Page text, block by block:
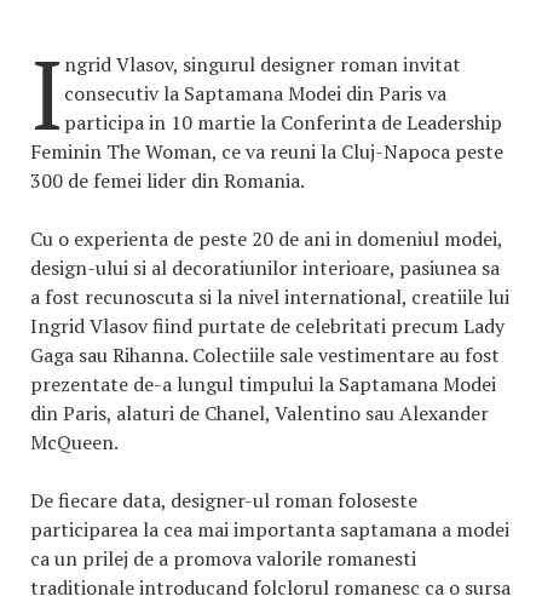
I ngrid Vlasov, singurul designer roman invitat
consecutiv la Saptamana Modei din Paris va
participa in 10 martie la Conferinta de Leadership
Feminin The Woman, ce va reuni la Cluj-Napoca peste
300 de femei lider din Romania.
Cu o experienta de peste 20 de ani in domeniul modei,
design-ului si al decoratiunilor interioare, pasiunea sa
a fost recunoscuta si la nivel international, creatiile lui
Ingrid Vlasov fiind purtate de celebritati precum Lady
Gaga sau Rihanna. Colectiile sale vestimentare au fost
prezentate de-a lungul timpului la Saptamana Modei
din Paris, alaturi de Chanel, Valentino sau Alexander
McQueen.
De fiecare data, designer-ul roman foloseste
participarea la cea mai importanta saptamana a modei
ca un prilej de a promova valorile romanesti
traditionale introducand folclorul romanesc ca o sursa